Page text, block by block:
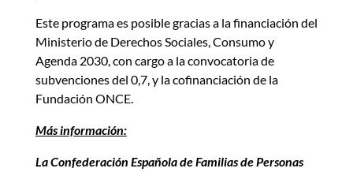
Este programa es posible gracias a la financiación del
Ministerio de Derechos Sociales, Consumo y
Agenda 2030, con cargo a la convocatoria de
subvenciones del 0,7, y la cofinanciación de la
Fundación ONCE.
Más información:
La Confederación Española de Familias de Personas